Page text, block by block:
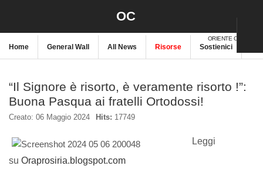
OC
ORIENTE CRISTIANO
Home General Wall All News Risorse Sostienici
“Il Signore è risorto, è veramente risorto !”:
Buona Pasqua ai fratelli Ortodossi!
Creato: 06 Maggio 2024 Hits: 17749
Leggi
su Oraprosiria.blogspot.com